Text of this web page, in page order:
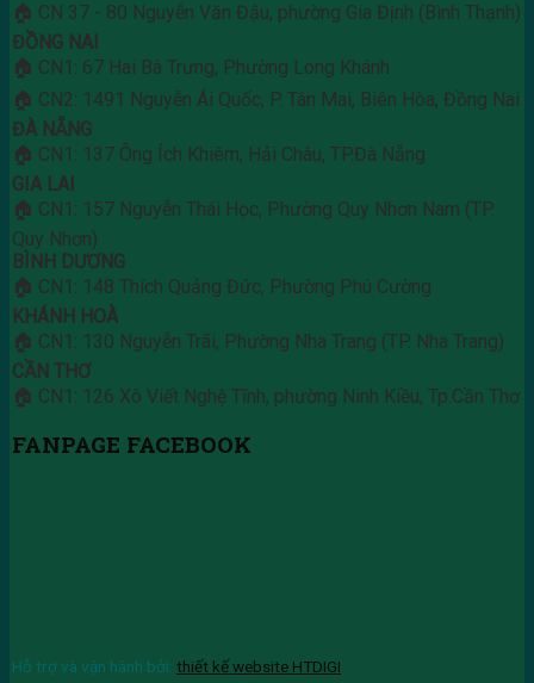
🏠 CN 37 - 80 Nguyễn Văn Đậu, phường Gia Định (Bình Thạnh)
ĐỒNG NAI
🏠 CN1: 67 Hai Bà Trưng, Phường Long Khánh
🏠 CN2: 1491 Nguyễn Ái Quốc, P. Tân Mai, Biên Hòa, Đồng Nai
ĐÀ NẴNG
🏠 CN1: 137 Ông Ích Khiêm, Hải Châu, TP.Đà Nẵng
GIA LAI
🏠 CN1: 157 Nguyễn Thái Học, Phường Quy Nhơn Nam (TP.
Quy Nhơn)
BÌNH DƯƠNG
🏠 CN1: 148 Thích Quảng Đức, Phường Phú Cường
KHÁNH HOÀ
🏠 CN1: 130 Nguyễn Trãi, Phường Nha Trang (TP. Nha Trang)
CẦN THƠ
🏠 CN1: 126 Xô Viết Nghệ Tĩnh, phường Ninh Kiều, Tp.Cần Thơ
FANPAGE FACEBOOK
Hỗ trợ và vận hành bởi: thiết kế website HTDIGI